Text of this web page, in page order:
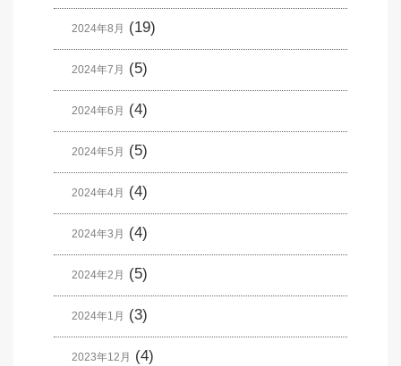
2024年8月 (19)
2024年7月 (5)
2024年6月 (4)
2024年5月 (5)
2024年4月 (4)
2024年3月 (4)
2024年2月 (5)
2024年1月 (3)
2023年12月 (4)